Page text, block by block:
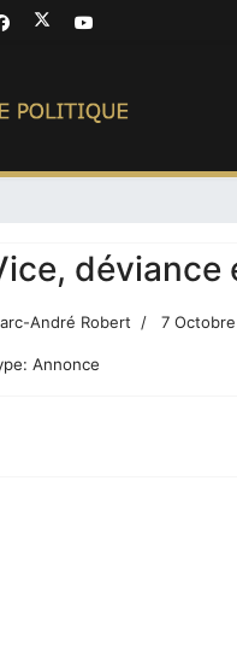
déviance
André Robert 7
Annonce